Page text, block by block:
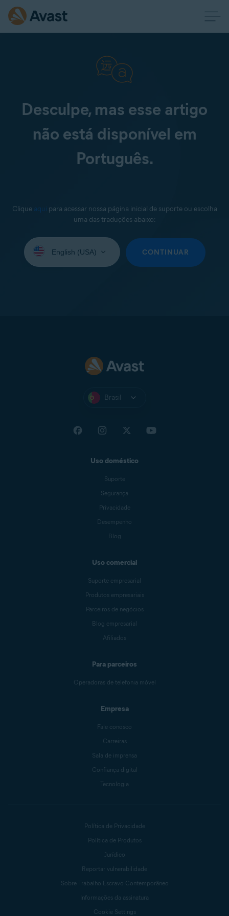
Desculpe, mas esse artigo
não está disponível em
Português.
Clique aqui para acessar nossa página inicial de suporte ou escolha
uma das traduções abaixo:
seu
CONTINUAR
Brasil
Uso doméstico
Suporte
Segurança
Privacidade
Desempenho
Blog
Uso comercial
Suporte empresarial
Produtos empresariais
Parceiros de negócios
Blog empresarial
Afiliados
Para parceiros
Operadoras de telefonia móvel
Empresa
Fale conosco
Carreiras
Sala de imprensa
Confiança digital
Tecnologia
Política de Privacidade
Política de Produtos
Jurídico
Reportar vulnerabilidade
Sobre Trabalho Escravo Contemporâneo
Informações da assinatura
Cookie Settings